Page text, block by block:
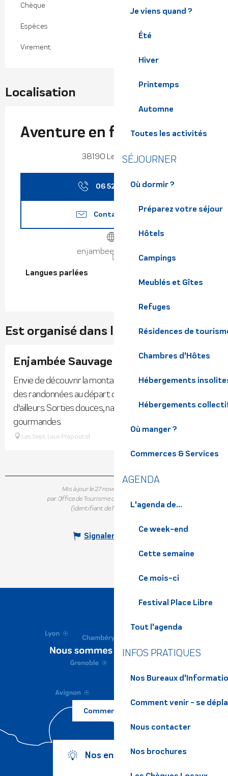
Je viens quand ?
Été
Hiver
Printemps
Automne
Toutes les activités
SÉJOURNER
Où dormir ?
Préparez votre séjour
Hôtels
Campings
Meublés et Gîtes
Refuges
Résidences de
Chambres d'Hôtes
Hébergements
Hébergements
Où manger ?
Commerces & Services
AGENDA
L'agenda de...
Ce week-end
Cette semaine
Ce mois-ci
Festival Place Libre
Tout l'agenda
INFOS PRATIQUES
Nos Bureaux
Comment venir - se
Nous contacter
Nos brochures
Chèque
Espèces
Virement
Localisation
Aventure en famille
38190 Les Adrets
06 52 48 23 ▒▒
Contactez-nous
enjambeesauvage.fr
Langues parlées
Langues parlées
Est organisé dans le cadre de ...
Enjambée Sauvage
Envie de découvrir la montagne ? Sarah vous propose
des randonnées au départ de Prapoutel, Pipay ou
d'ailleurs. Sorties douces, naturalistes, sportives ou
gourmandes.
Les Sept Laux Prapoutel
Mis à jour le 27 novembre 2025 à 16:24
par Office de Tourisme de Belledonne Chartreuse
(Identifiant de l'offre :7331238)
Signaler une erreur
Comment venir ?
Nos engagements